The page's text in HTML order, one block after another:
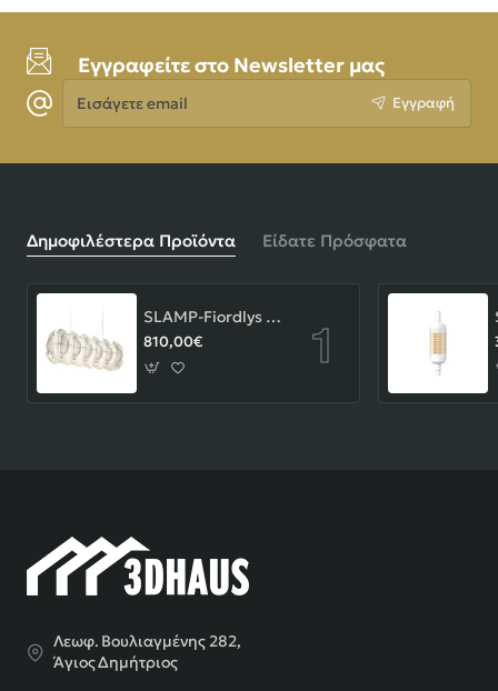
Εγγραφείτε στο Newsletter μας
Εισάγετε
email
Εγγραφή
Δημοφιλέστερα Προϊόντα Είδατε Πρόσφατα
SLAMP-Fiordlys Linear Φωτιστικό Κρεμαστό 90x26x33cm White ΚΩΔ.-FRDSXXLWHT01T00LINEU
810,00€
Λεωφ. Βουλιαγμένης 282,
Άγιος Δημήτριος